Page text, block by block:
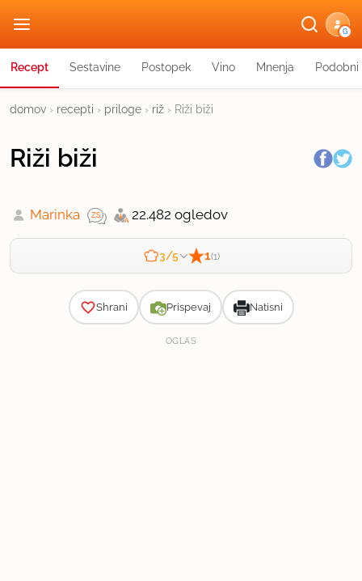
G
Recept Sestavine Postopek Vino Mnenja
domov › recepti › priloge › riž › Riži biži
Riži biži
Marinka 22.482 ogledov
3/5 1(1)
Shrani Prispevaj Natisni
OGLAS